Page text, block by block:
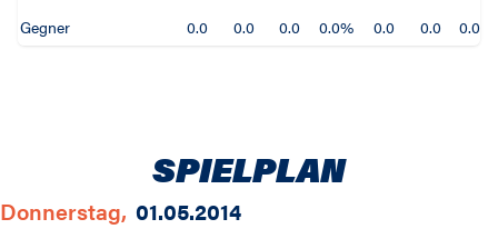
Gegner
0.0 0.0 0.0 0.0% 0.0 0.0 0.0%
SPIELPLAN
Donnerstag, 01.05.2014